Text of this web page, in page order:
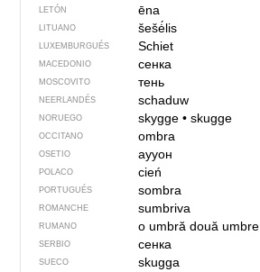
LETÓN ēna
LITUANO šešė́lis
LUXEMBURGUÉS Schiet
MACEDONIO сенка
MOSCOVITO тень
NEERLANDÉS schaduw
NORUEGO skygge• skugge
OCCITANO ombra
OSETIO аууон
POLACO cień
PORTUGUÉS sombra
ROMANCHE sumbriva
RUMANO o umbrădouă umbre
SERBIO сенка
SUECO skugga